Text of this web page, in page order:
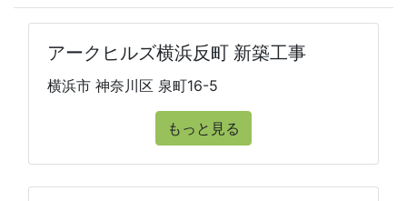
アークヒルズ横浜反町 新築工事
横浜市 神奈川区 泉町16-5
もっと見る